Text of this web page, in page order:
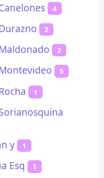
4
2
2
5
1
y 1
Esq 1